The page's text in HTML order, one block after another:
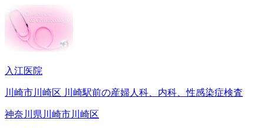
入江医院
川崎市川崎区 川崎駅前の産婦人科、内科、性感染症検査
神奈川県川崎市川崎区